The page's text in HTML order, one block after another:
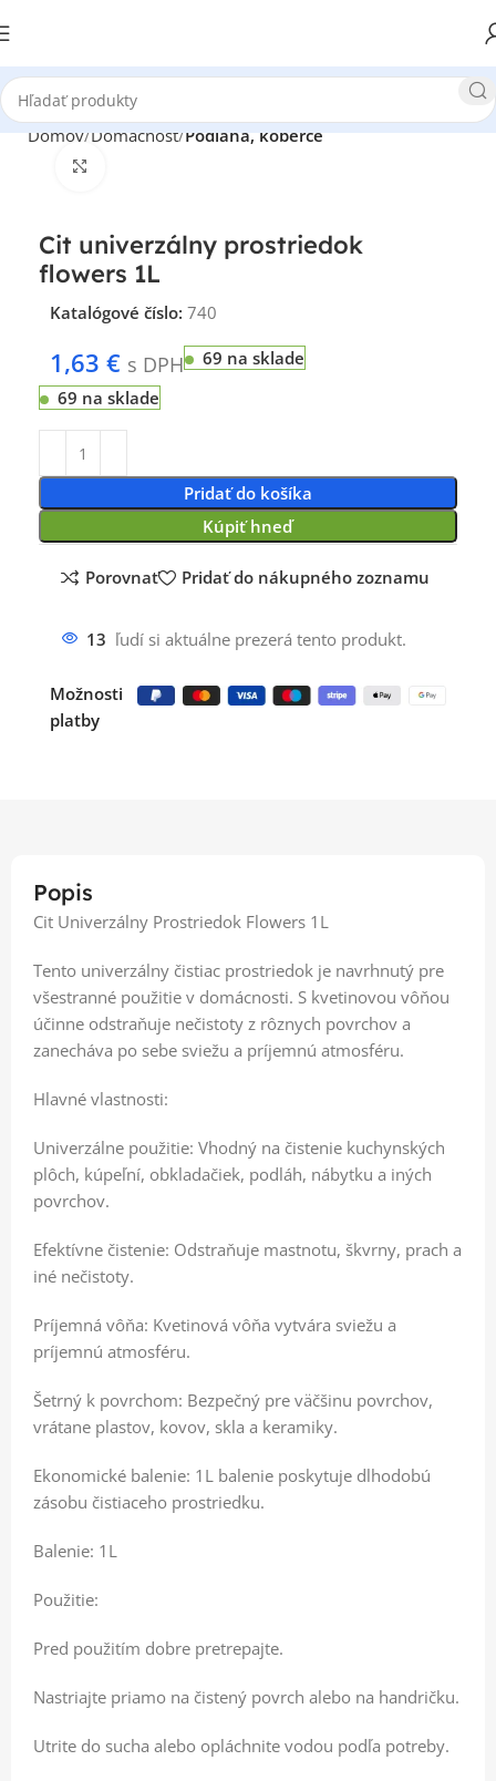
Domov Domácnosť Podlaha, koberce
Cit univerzálny prostriedok
flowers 1L
Katalógové číslo: 740
1,63 € s DPH
69 na sklade
69 na sklade
Pridať do košíka
Kúpiť hneď
Porovnať Pridať do nákupného zoznamu
13 ľudí si aktuálne prezerá tento produkt.
Možnosti
platby
Popis
Cit Univerzálny Prostriedok Flowers 1L
Tento univerzálny čistiac prostriedok je navrhnutý pre
všestranné použitie v domácnosti. S kvetinovou vôňou
účinne odstraňuje nečistoty z rôznych povrchov a
zanecháva po sebe sviežu a príjemnú atmosféru.
Hlavné vlastnosti:
Univerzálne použitie: Vhodný na čistenie kuchynských
plôch, kúpeľní, obkladačiek, podláh, nábytku a iných
povrchov.
Efektívne čistenie: Odstraňuje mastnotu, škvrny, prach a
iné nečistoty.
Príjemná vôňa: Kvetinová vôňa vytvára sviežu a
príjemnú atmosféru.
Šetrný k povrchom: Bezpečný pre väčšinu povrchov,
vrátane plastov, kovov, skla a keramiky.
Ekonomické balenie: 1L balenie poskytuje dlhodobú
zásobu čistiaceho prostriedku.
Balenie: 1L
Použitie:
Pred použitím dobre pretrepajte.
Nastriajte priamo na čistený povrch alebo na handričku.
Utrite do sucha alebo opláchnite vodou podľa potreby.